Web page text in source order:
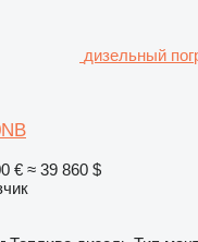
дизельный
€ ≈ 39 860 $